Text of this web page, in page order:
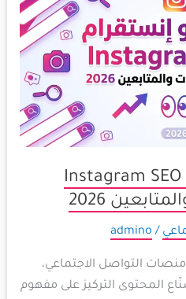
دليل سيو إنستقرام Instagram SEO
2026
/
admino
التواصل الاجتماعي،
المحتوى التركيز على مفهوم